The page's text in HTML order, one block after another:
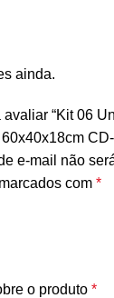
ainda.
“Kit 06
e-mail não
com *
o produto *